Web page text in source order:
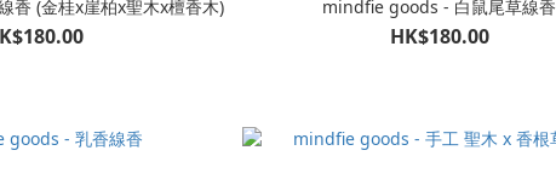
香 (金桂x崖柏x聖木x檀香木) mindfie goods - 白鼠尾草線香
HK$180.00